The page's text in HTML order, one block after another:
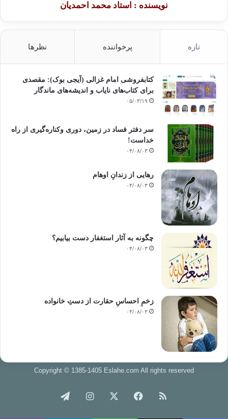
نویسنده : استاد محمد احمدیان
تازه پرخواننده نظرها
کتابفروشی امام غزالی (آیجی بوک): مقصدی
برای کتاب‌های نایاب و اندیشه‌های ماندگار
۰۵/۰۳/۱۹
سر دفتر فساد در زمین‌، دوری وکناره‌گیری از راه
خداست‌!
۰۴/۰۸/۰۳
رهایی از زندانِ اوهام
۰۴/۰۸/۰۳
چگونه به آثار استغفار دست بیابیم؟
۰۴/۰۸/۰۳
زخمِ احساسِ حقارت از دستِ خانواده
۰۴/۰۸/۰۳
Copyright © 1385-1405 Eslahe.com All rights reserved
خوراک فیس اینستاگرام